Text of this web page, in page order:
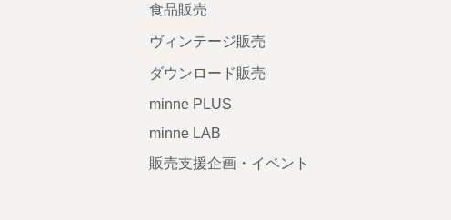
食品販売
ヴィンテージ販売
ダウンロード販売
minne PLUS
minne LAB
販売支援企画・イベント